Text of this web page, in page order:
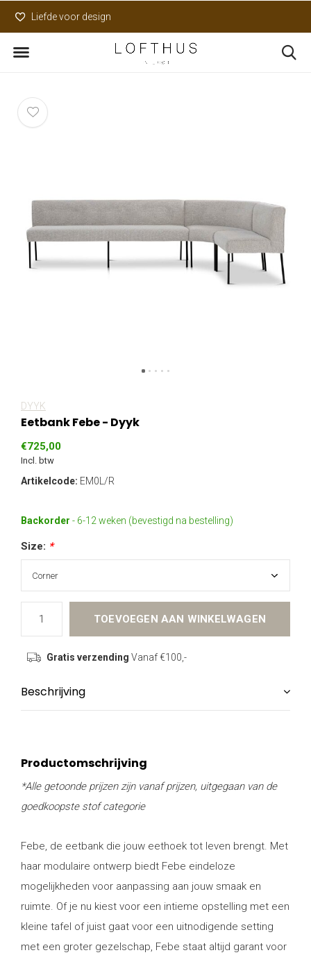
Liefde voor design
DYYK
Eetbank Febe - Dyyk
€725,00
Incl. btw
Artikelcode: EM0L/R
Backorder - 6-12 weken (bevestigd na bestelling)
Size: *
TOEVOEGEN AAN WINKELWAGEN
Gratis verzending Vanaf €100,-
Beschrijving
Productomschrijving
*Alle getoonde prijzen zijn vanaf prijzen, uitgegaan van de
goedkoopste stof categorie
Febe, de eetbank die jouw eethoek tot leven brengt. Met
haar modulaire ontwerp biedt Febe eindeloze
mogelijkheden voor aanpassing aan jouw smaak en
ruimte. Of je nu kiest voor een intieme opstelling met een
kleine tafel of juist gaat voor een uitnodigende setting
met een groter gezelschap, Febe staat altijd garant voor